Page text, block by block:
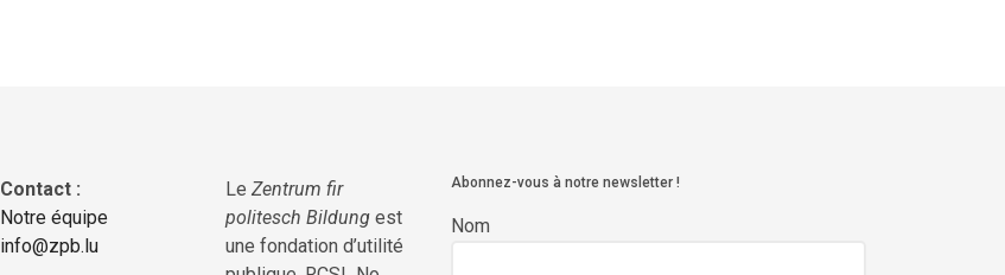
Contact :
Notre équipe
info@zpb.lu
Le Zentrum fir
politesch Bildung est
une fondation d’utilité
Abonnez-vous à notre newsletter !
Nom